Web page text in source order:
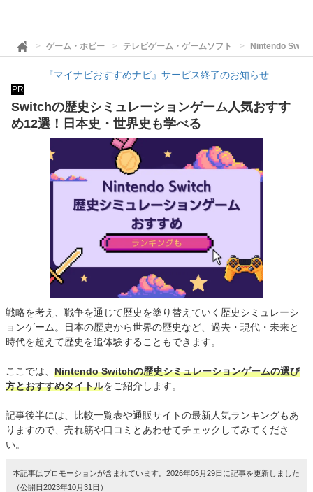
ゲーム・ホビー テレビゲーム・ゲームソフト Nintendo
『マイナビおすすめナビ』サービス終了のお知らせ
PR
Switchの歴史シミュレーションゲーム人気おすす
め12選！日本史・世界史も学べる
戦略を考え、戦争を通じて歴史を塗り替えていく歴史シミュレーシ
ョンゲーム。日本の歴史から世界の歴史など、過去・現代・未来と
時代を超えて歴史を追体験することもできます。
ここでは、 Nintendo Switchの歴史シミュレーションゲームの選び
方とおすすめタイトルをご紹介します。
記事後半には、比較一覧表や通販サイトの最新人気ランキングもあ
りますので、売れ筋や口コミとあわせてチェックしてみてくださ
い。
本記事はプロモーションが含まれています。2026年05月29日に記事を更新しました
（公開日2023年10月31日）